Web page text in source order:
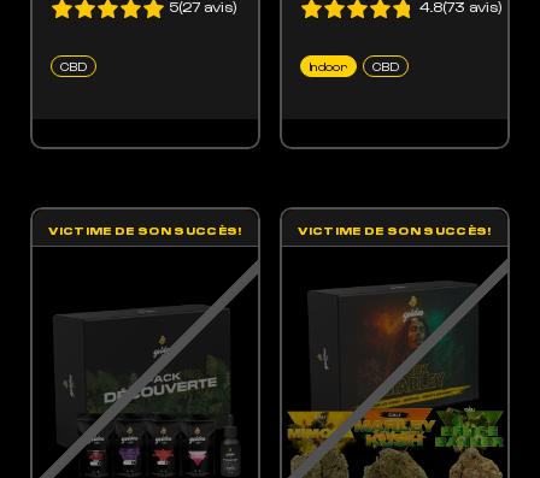
CBD
5(27 avis)
Indoor CBD
4.8(73 avis)
VICTIME DE SON SUCCÈS!
OPTIONS PEUVENT ÊTRE CHOISIES SUR LA PAGE DU PRODUIT
VICTIME DE SON SUCCÈS!
PRODUIT A PLUSIEURS VARIATIONS. LES OPTIONS PEUVENT ÊTRE CHOISIES SUR LA